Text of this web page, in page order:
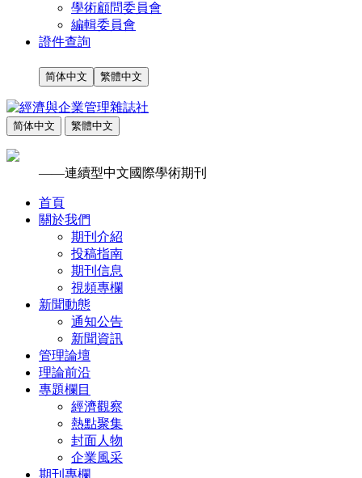
學術顧問委員會
編輯委員會
證件查詢
简体中文 繁體中文
简体中文 繁體中文
——連續型中文國際學術期刊
首頁
關於我們
期刊介紹
投稿指南
期刊信息
視頻專欄
新聞動態
通知公告
新聞資訊
管理論壇
理論前沿
專題欄目
經濟觀察
熱點聚集
封面人物
企業風采
期刊專欄